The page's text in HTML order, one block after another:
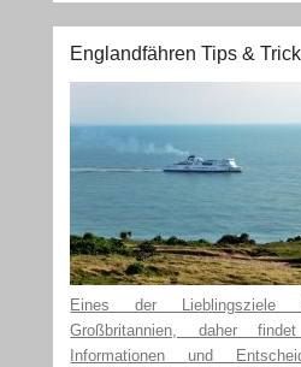
Englandfähren Tips &
Eines der Lieblingsziele
Großbritannien, daher
Informationen und